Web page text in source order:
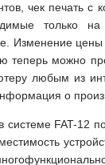
чек печать
только на
Изменение
можно
любым из
о
FAT-12